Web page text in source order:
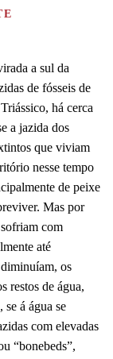
a sul da
de fósseis de
há cerca
a jazida dos
que viviam
nesse tempo
de peixe
Mas por
com
até
os
restos de água,
á água se
com elevadas
“bonebeds”,